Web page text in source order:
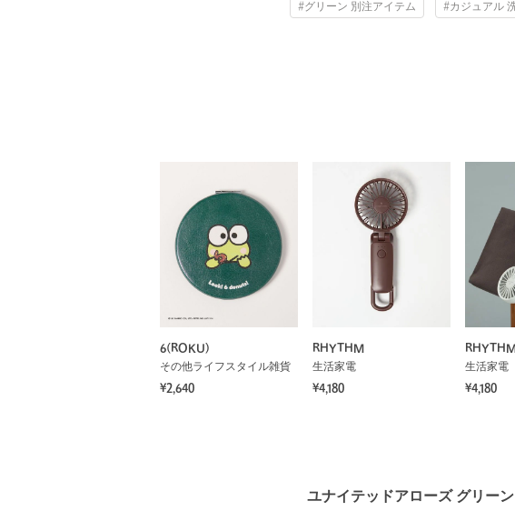
#グリーン 別注アイテム #カジュアル
6(ROKU)
その他ライフスタイル雑貨
¥2,640
RHYTHM
生活家電
¥4,180
RHYTHM
生活家電
¥4,180
ユナイテッドアローズ グリー